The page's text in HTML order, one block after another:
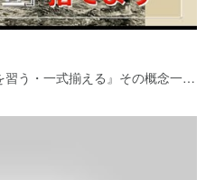
習う・一式揃える』その概念一…